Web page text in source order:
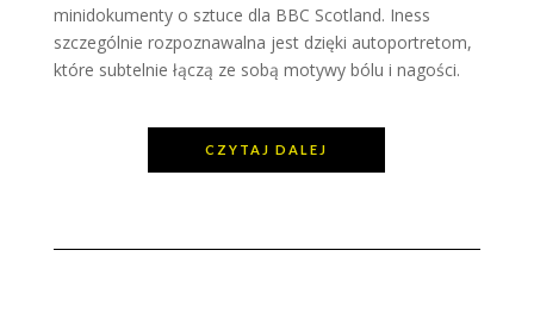
minidokumenty o sztuce dla BBC Scotland. Iness
szczególnie rozpoznawalna jest dzięki autoportretom,
które subtelnie łączą ze sobą motywy bólu i nagości.
CZYTAJ DALEJ